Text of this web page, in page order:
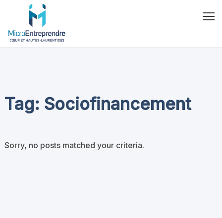
Tag: Sociofinancement
Sorry, no posts matched your criteria.